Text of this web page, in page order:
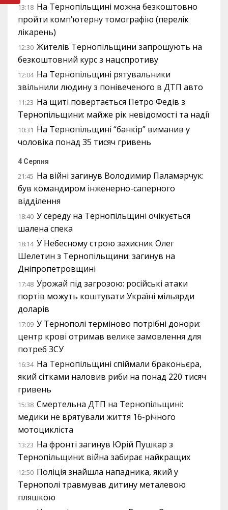
13:18 На Тернопільщині можна безкоштовно
пройти комп’ютерну томографію (перелік
лікарень)
12:30 Жителів Тернопільщини запрошують на
безкоштовний курс з нацспротиву
12:04 На Тернопільщині рятувальники
звільнили людину з понівеченого в ДТП авто
11:23 На щиті повертається Петро Федів з
Тернопільщини: майже рік невідомості та надії
10:31 На Тернопільщині “банкір” виманив у
чоловіка понад 35 тисяч гривень
4 Серпня
21:45 На війні загинув Володимир Паламарчук:
був командиром інженерно-саперного
відділення
18:40 У середу на Тернопільщині очікується
шалена спека
18:14 У Небесному строю захисник Олег
Шелетин з Тернопільщини: загинув на
Дніпропетровщині
17:48 Урожай під загрозою: російські атаки
портів можуть коштувати Україні мільярди
доларів
17:09 У Тернополі терміново потрібні донори:
центр крові отримав велике замовлення для
потреб ЗСУ
16:34 На Тернопільщині спіймали браконьєра,
який сітками наловив риби на понад 220 тисяч
гривень
15:38 Смертельна ДТП на Тернопільщині:
медики не врятували життя 16-річного
мотоцикліста
13:23 На фронті загинув Юрій Пушкар з
Тернопільщини: війна забирає найкращих
12:50 Поліція знайшла нападника, який у
Тернополі травмував дитину металевою
пляшкою